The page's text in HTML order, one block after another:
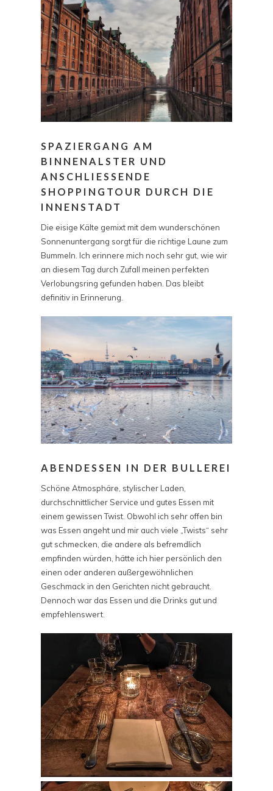
SPAZIERGANG AM
BINNENALSTER UND
ANSCHLIESSENDE S
HOPPINGTOUR DURCH DIE I
NNENSTADT
Die eisige Kälte gemixt mit dem wunderschönen
Sonnenuntergang sorgt für die richtige Laune zum
Bummeln. Ich erinnere mich noch sehr gut, wie wir
an diesem Tag durch Zufall meinen perfekten
Verlobungsring gefunden haben. Das bleibt
definitiv in Erinnerung.
ABENDESSEN IN DER BULLEREI
Schöne Atmosphäre, stylischer Laden,
durchschnittlicher Service und gutes Essen mit
einem gewissen Twist. Obwohl ich sehr offen bin
was Essen angeht und mir auch viele „Twists“ sehr
gut schmecken, die andere als befremdlich
empfinden würden, hätte ich hier persönlich den
einen oder anderen außergewöhnlichen
Geschmack in den Gerichten nicht gebraucht.
Dennoch war das Essen und die Drinks gut und
empfehlenswert.